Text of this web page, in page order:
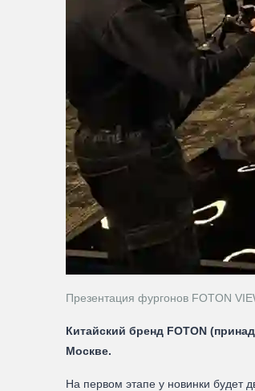
Презентация фургонов FOTON
Китайский бренд FOTON
Москве.
На первом этапе у новинки будет